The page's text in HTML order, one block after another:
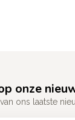
onze
ons laatste